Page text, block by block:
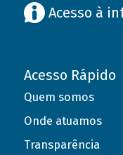
Acesso à
Acesso Rápido
Quem somos
Onde atuamos
Transparência